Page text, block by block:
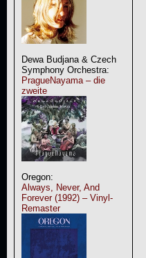
Dewa Budjana & Czech
Symphony Orchestra:
PragueNayama – die
zweite
Oregon:
Always, Never, And
Forever (1992) – Vinyl-
Remaster